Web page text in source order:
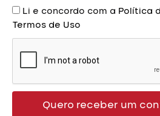
AceiteLi e concordo com a Política
Termos de Uso
Quero receber um